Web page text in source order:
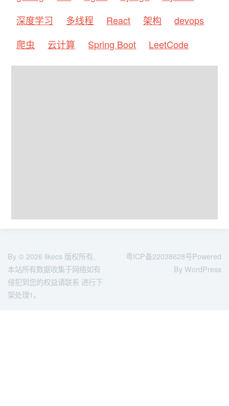
深度学习
多线程 React 架构
devops
爬虫
云计算 Spring Boot LeetCode
By © 2026 likecs 版权所有,
本站所有数据收集于网络如有
侵犯到您的权益请联系 进行下
架处理1。
粤ICP备22038628号Powered
By WordPress